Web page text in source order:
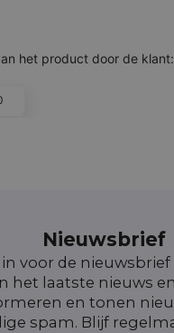
het product door de klant:
Nieuwsbrief
in voor de
het laatste nieuws
en tonen
spam. Blijf